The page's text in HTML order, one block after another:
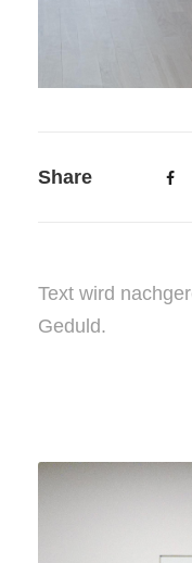
Share
Text wird
Geduld.